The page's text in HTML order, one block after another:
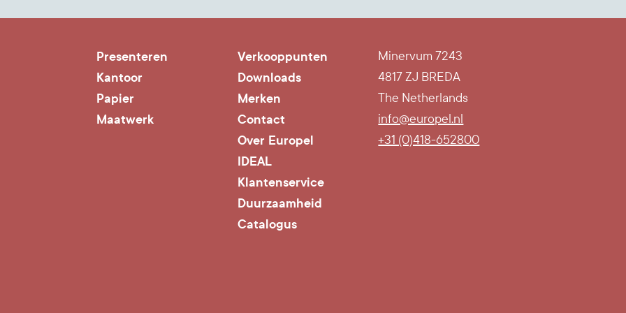
Minervum 7243
4817 ZJ BREDA
The Netherlands
info@europel.nl
+31 (0)418-652800
Presenteren
Kantoor
Papier
Maatwerk
Verkooppunten
Downloads
Merken
Contact
Over Europel
IDEAL
Klantenservice
Duurzaamheid
Catalogus